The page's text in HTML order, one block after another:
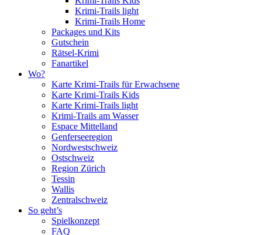
Krimi-Trails light
Krimi-Trails Home
Packages und Kits
Gutschein
Rätsel-Krimi
Fanartikel
Wo?
Karte Krimi-Trails für Erwachsene
Karte Krimi-Trails Kids
Karte Krimi-Trails light
Krimi-Trails am Wasser
Espace Mittelland
Genferseeregion
Nordwestschweiz
Ostschweiz
Region Zürich
Tessin
Wallis
Zentralschweiz
So geht’s
Spielkonzept
FAQ